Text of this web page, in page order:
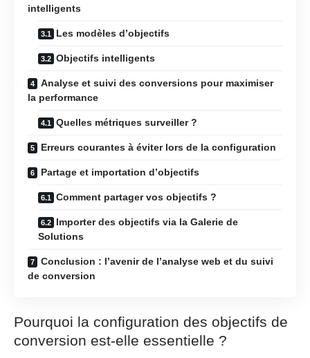
intelligents
Les modèles d’objectifs
Objectifs intelligents
Analyse et suivi des conversions pour maximiser
la performance
Quelles métriques surveiller ?
Erreurs courantes à éviter lors de la configuration
Partage et importation d’objectifs
Comment partager vos objectifs ?
Importer des objectifs via la Galerie de
Solutions
Conclusion : l’avenir de l’analyse web et du suivi
de conversion
Pourquoi la configuration des objectifs de
conversion est-elle essentielle ?